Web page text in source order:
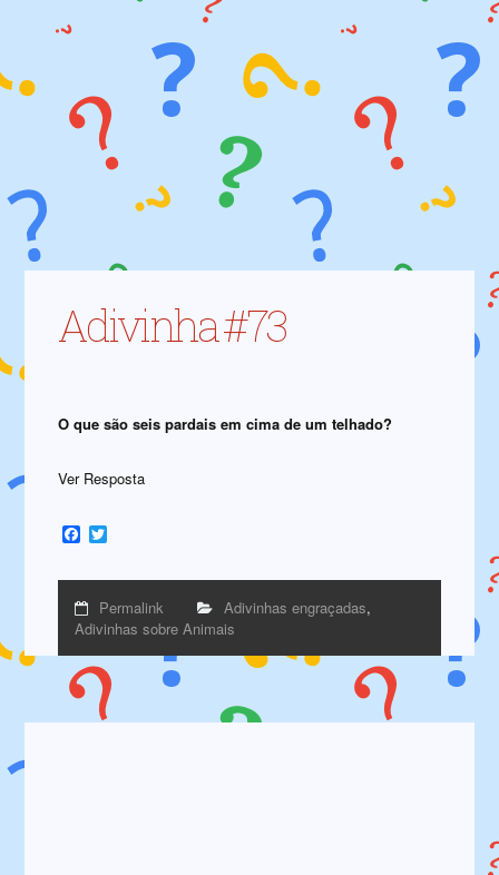
Adivinha #73
O que são seis pardais em cima de um telhado?
Ver Resposta
Facebook
Permalink Adivinhas engraçadas,
Adivinhas sobre Animais